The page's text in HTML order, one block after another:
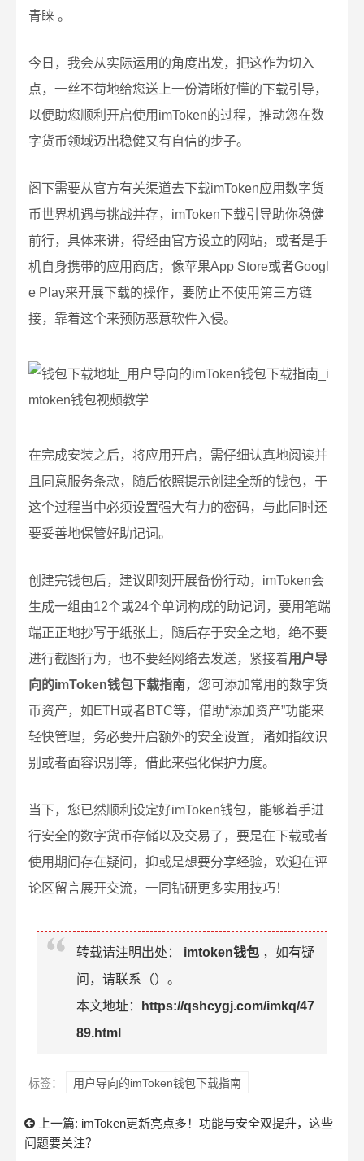
青睐 。
今日，我会从实际运用的角度出发，把这作为切入
点，一丝不苟地给您送上一份清晰好懂的下载引导，
以便助您顺利开启使用imToken的过程，推动您在数
字货币领域迈出稳健又有自信的步子。
阁下需要从官方有关渠道去下载imToken应用数字货
币世界机遇与挑战并存，imToken下载引导助你稳健
前行，具体来讲，得经由官方设立的网站，或者是手
机自身携带的应用商店，像苹果App Store或者Googl
e Play来开展下载的操作，要防止不使用第三方链
接，靠着这个来预防恶意软件入侵。
在完成安装之后，将应用开启，需仔细认真地阅读并
且同意服务条款，随后依照提示创建全新的钱包，于
这个过程当中必须设置强大有力的密码，与此同时还
要妥善地保管好助记词。
创建完钱包后，建议即刻开展备份行动，imToken会
生成一组由12个或24个单词构成的助记词，要用笔端
端正正地抄写于纸张上，随后存于安全之地，绝不要
进行截图行为，也不要经网络去发送，紧接着用户导
向的imToken钱包下载指南，您可添加常用的数字货
币资产，如ETH或者BTC等，借助“添加资产”功能来
轻快管理，务必要开启额外的安全设置，诸如指纹识
别或者面容识别等，借此来强化保护力度。
当下，您已然顺利设定好imToken钱包，能够着手进
行安全的数字货币存储以及交易了，要是在下载或者
使用期间存在疑问，抑或是想要分享经验，欢迎在评
论区留言展开交流，一同钻研更多实用技巧！
转载请注明出处： imtoken钱包 ，如有疑
问，请联系（）。
本文地址：
https://qshcygj.com/imkq/47
89.html
标签： 用户导向的imToken钱包下载指南
上一篇: imToken更新亮点多！功能与安全双提升，这些
问题要关注？